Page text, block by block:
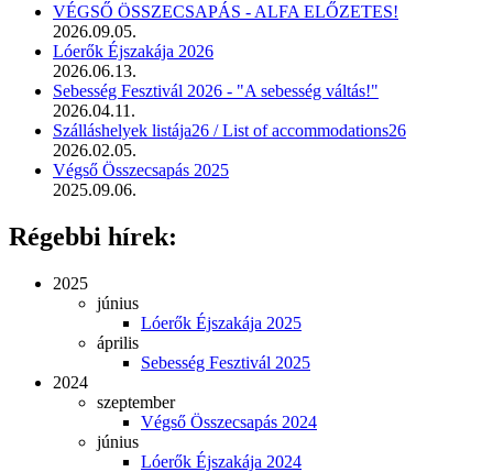
VÉGSŐ ÖSSZECSAPÁS - ALFA ELŐZETES!
2026.09.05.
Lóerők Éjszakája 2026
2026.06.13.
Sebesség Fesztivál 2026 - "A sebesség váltás!"
2026.04.11.
Szálláshelyek listája26 / List of accommodations26
2026.02.05.
Végső Összecsapás 2025
2025.09.06.
Régebbi hírek:
2025
június
Lóerők Éjszakája 2025
április
Sebesség Fesztivál 2025
2024
szeptember
Végső Összecsapás 2024
június
Lóerők Éjszakája 2024